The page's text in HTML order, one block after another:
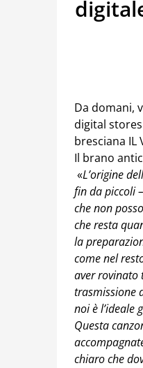
Da domani,
digital
bresciana IL
Il brano
«L’origine
fin da piccoli
che non
che resta
la
come nel
aver rovinato
trasmissione
noi è l’ideale
Questa
chiaro che